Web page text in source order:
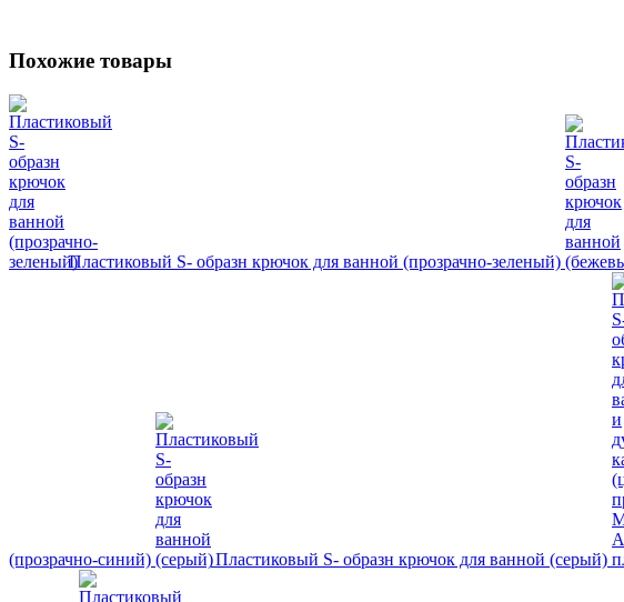
Похожие товары
Пластиковый S- образн крючок для ванной (прозрачно-зеленый)
(прозрачно-синий) Пластиковый S- образн крючок для ванной (серый)